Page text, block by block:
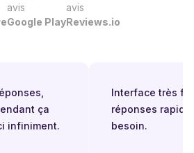
avis
Google Play
avis
Reviews.io
ça
infiniment.
Interface très
réponses
besoin.